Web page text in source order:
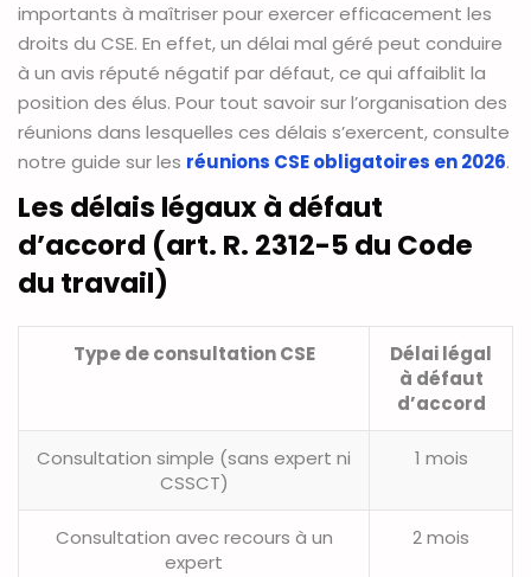
importants à maîtriser pour exercer efficacement les
droits du CSE. En effet, un délai mal géré peut conduire
à un avis réputé négatif par défaut, ce qui affaiblit la
position des élus. Pour tout savoir sur l’organisation des
réunions dans lesquelles ces délais s’exercent, consulte
notre guide sur les réunions CSE obligatoires en 2026.
Les délais légaux à défaut
d’accord (art. R. 2312-5 du Code
du travail)
Type de consultation CSE
Délai légal
à défaut
d’accord
Consultation simple (sans expert ni
CSSCT)
1 mois
Consultation avec recours à un
expert
2 mois